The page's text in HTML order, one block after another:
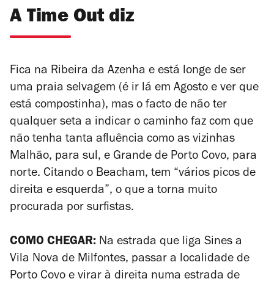
A Time Out diz
Fica na Ribeira da Azenha e está longe de ser
uma praia selvagem (é ir lá em Agosto e ver que
está compostinha), mas o facto de não ter
qualquer seta a indicar o caminho faz com que
não tenha tanta afluência como as vizinhas
Malhão, para sul, e Grande de Porto Covo, para
norte. Citando o Beacham, tem “vários picos de
direita e esquerda”, o que a torna muito
procurada por surfistas.
COMO CHEGAR: Na estrada que liga Sines a
Vila Nova de Milfontes, passar a localidade de
Porto Covo e virar à direita numa estrada de